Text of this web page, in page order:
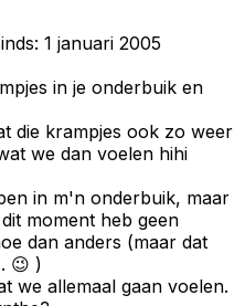
1 januari 2005
in je onderbuik en
die krampjes ook zo weer
we dan voelen hihi
in m'n onderbuik, maar
moment heb geen
dan anders (maar dat
😉 )
we allemaal gaan voelen.